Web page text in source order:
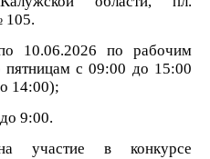
105.
10.06.2026 по рабочим
с 09:00 до 15:00
14:00);
9:00.
участие в конкурсе